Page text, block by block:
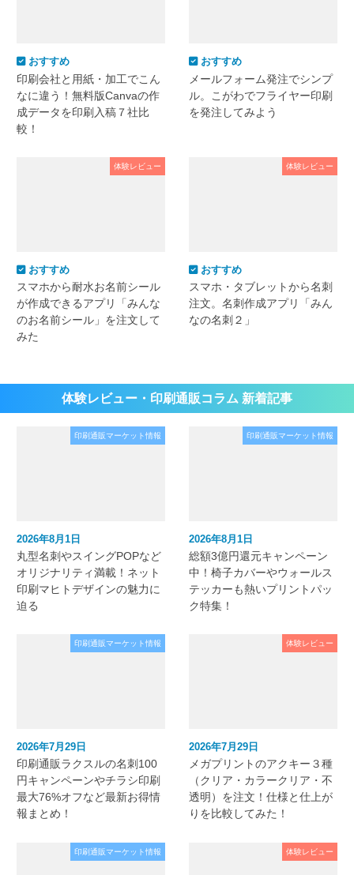
おすすめ
印刷会社と用紙・加工でこん
なに違う！無料版Canvaの作
成データを印刷入稿７社比
較！
おすすめ
メールフォーム発注でシンプ
ル。こがわでフライヤー印刷
を発注してみよう
体験レビュー
おすすめ
スマホから耐水お名前シール
が作成できるアプリ「みんな
のお名前シール」を注文して
みた
体験レビュー
おすすめ
スマホ・タブレットから名刺
注文。名刺作成アプリ「みん
なの名刺２」
体験レビュー・印刷通販コラム 新着記事
印刷通販マーケット情報
2026年8月1日
丸型名刺やスイングPOPなど
オリジナリティ満載！ネット
印刷マヒトデザインの魅力に
迫る
印刷通販マーケット情報
2026年8月1日
総額3億円還元キャンペーン
中！椅子カバーやウォールス
テッカーも熱いプリントパッ
ク特集！
印刷通販マーケット情報
2026年7月29日
印刷通販ラクスルの名刺100
円キャンペーンやチラシ印刷
最大76%オフなど最新お得情
報まとめ！
体験レビュー
2026年7月29日
メガプリントのアクキー３種
（クリア・カラークリア・不
透明）を注文！仕様と仕上が
りを比較してみた！
印刷通販マーケット情報 体験レビュー